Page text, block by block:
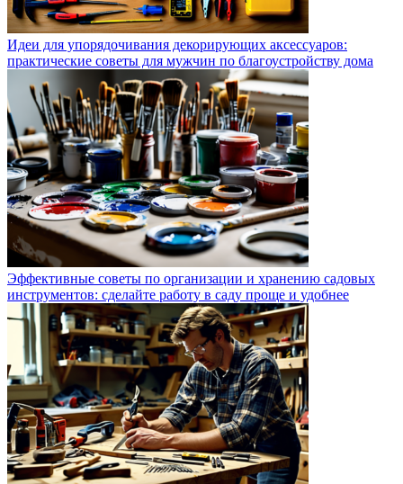
Идеи для упорядочивания декорирующих аксессуаров:
практические советы для мужчин по благоустройству дома
Эффективные советы по организации и хранению садовых
инструментов: сделайте работу в саду проще и удобнее